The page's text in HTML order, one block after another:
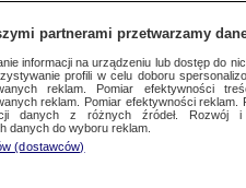
LUBLIN
LUBUSKIE
PREMIUM METEO
partnerami przetwarzamy
informacji na urządzeniu lub dostęp do
profili w celu doboru
reklam. Pomiar efektywności
reklam. Pomiar efektywności
danych z różnych źródeł. Rozwój i
danych do wyboru reklam.
(dostawców)